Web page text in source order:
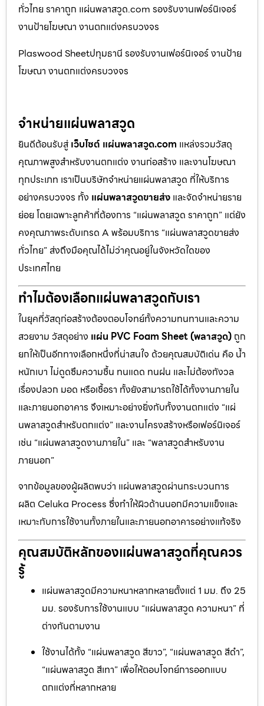
ทั่วไทย ราคาถูก แผ่นพลาสวูด.com รองรับงานเฟอร์นิเจอร์
งานป้ายโฆษณา งานตกแต่งครบวงจร
Plaswood Sheetปทุมธานี รองรับงานเฟอร์นิเจอร์ งานป้าย
โฆษณา งานตกแต่งครบวงจร
จำหน่ายแผ่นพลาสวูด
ยินดีต้อนรับสู่ เว็บไซต์ แผ่นพลาสวูด.com แหล่งรวมวัสดุ
คุณภาพสูงสำหรับงานตกแต่ง งานก่อสร้าง และงานโฆษณา
ทุกประเภท เราเป็นบริษัทจำหน่ายแผ่นพลาสวูด ที่ให้บริการ
อย่างครบวงจร ทั้ง แผ่นพลาสวูดขายส่ง และจัดจำหน่ายราย
ย่อย โดยเฉพาะลูกค้าที่ต้องการ “แผ่นพลาสวูด ราคาถูก” แต่ยัง
คงคุณภาพระดับเกรด A พร้อมบริการ “แผ่นพลาสวูดขายส่ง
ทั่วไทย” ส่งถึงมือคุณได้ไม่ว่าคุณอยู่ในจังหวัดใดของ
ประเทศไทย
ทำไมต้องเลือกแผ่นพลาสวูดกับเรา
ในยุคที่วัสดุก่อสร้างต้องตอบโจทย์ทั้งความทนทานและความ
สวยงาม วัสดุอย่าง แผ่น PVC Foam Sheet (พลาสวูด) ถูก
ยกให้เป็นอีกทางเลือกหนึ่งที่น่าสนใจ ด้วยคุณสมบัติเด่น คือ น้ำ
หนักเบา ไม่ดูดซึมความชื้น ทนแดด ทนฝน และไม่ต้องกังวล
เรื่องปลวก มอด หรือเชื้อรา ทั้งยังสามารถใช้ได้ทั้งงานภายใน
และภายนอกอาคาร จึงเหมาะอย่างยิ่งกับทั้งงานตกแต่ง “แผ่
นพลาสวูดสำหรับตกแต่ง” และงานโครงสร้างหรือเฟอร์นิเจอร์
เช่น “แผ่นพลาสวูดงานภายใน” และ “พลาสวูดสำหรับงาน
ภายนอก”
จากข้อมูลของผู้ผลิตพบว่า แผ่นพลาสวูดผ่านกระบวนการ
ผลิต Celuka Process ซึ่งทำให้ผิวด้านนอกมีความแข็งและ
เหมาะกับการใช้งานทั้งภายในและภายนอกอาคารอย่างแท้จริง
คุณสมบัติหลักของแผ่นพลาสวูดที่คุณควร
รู้
แผ่นพลาสวูดมีความหนาหลากหลายตั้งแต่ 1 มม. ถึง 25
มม. รองรับการใช้งานแบบ “แผ่นพลาสวูด ความหนา” ที่
ต่างกันตามงาน
ใช้งานได้ทั้ง “แผ่นพลาสวูด สีขาว”, “แผ่นพลาสวูด สีดำ”,
“แผ่นพลาสวูด สีเทา” เพื่อให้ตอบโจทย์การออกแบบ
ตกแต่งที่หลากหลาย